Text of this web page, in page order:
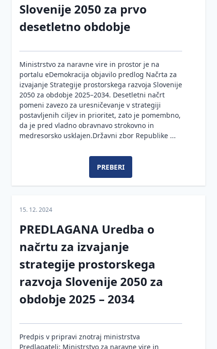
Slovenije 2050 za prvo
desetletno obdobje
Ministrstvo za naravne vire in prostor je na
portalu eDemokracija objavilo predlog Načrta za
izvajanje Strategije prostorskega razvoja Slovenije
2050 za obdobje 2025–2034. Desetletni načrt
pomeni zavezo za uresničevanje v strategiji
postavljenih ciljev in prioritet, zato je pomembno,
da je pred vladno obravnavo strokovno in
medresorsko usklajen.Državni zbor Republike ...
PREBERI
15. 12. 2024
PREDLAGANA Uredba o
načrtu za izvajanje
strategije prostorskega
razvoja Slovenije 2050 za
obdobje 2025 – 2034
Predpis v pripravi znotraj ministrstva
Predlagatelj: Ministrstvo za naravne vire in